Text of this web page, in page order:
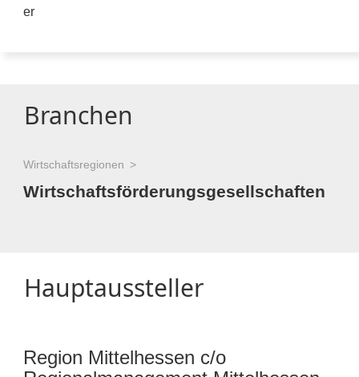
Branchen
Wirtschaftsregionen
Wirtschaftsförderungsgesellschaften
Hauptaussteller
Region Mittelhessen c/o